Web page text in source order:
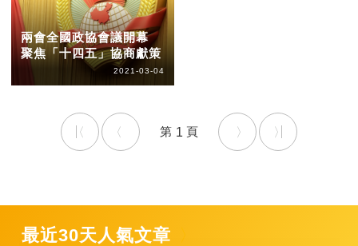
兩會全國政協會議開幕
聚焦「十四五」協商獻策
2021-03-04
1
最近30天人氣文章